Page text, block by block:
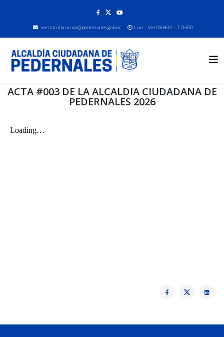
ventanillaunica@pedernales.gob.ec Lun - Vie 08H00 - 17H00
ACTA #003 DE LA ALCALDIA CIUDADANA DE
PEDERNALES 2026